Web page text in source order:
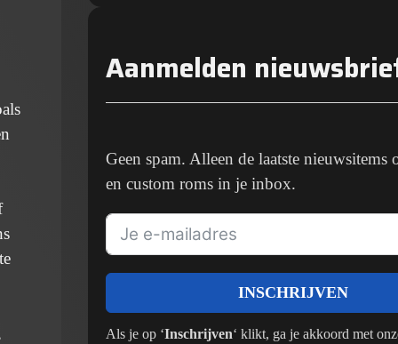
Aanmelden
Geen spam. Alleen de laatste nieuwsitems
en custom roms in je inbox.
INSCHRIJVEN
Als je op ‘Inschrijven‘ klikt, ga je akkoord met